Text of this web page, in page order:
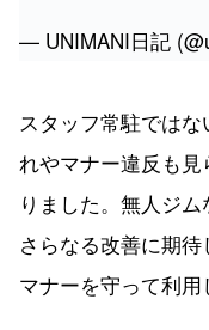
— UNIMANI日記
スタッフ常駐では
れやマナー違反も
りました。無人ジム
さらなる改善に期
マナーを守って利用